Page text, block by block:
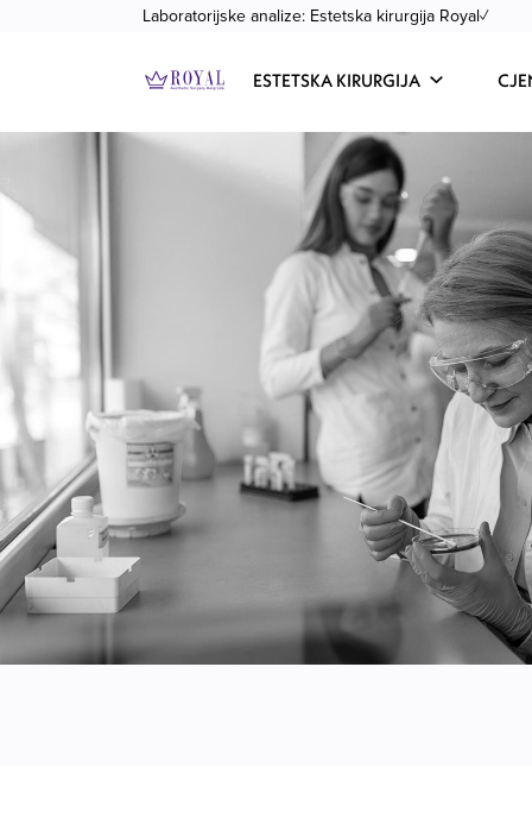
Laboratorijske analize: Estetska kirurgija Royal✓
ESTETSKA KIRURGIJA